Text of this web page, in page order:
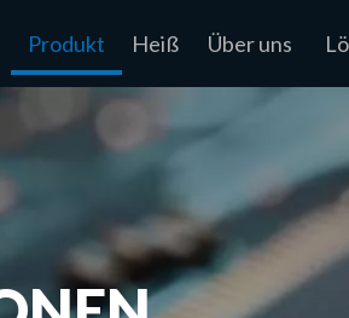
Produkt Heiß Über uns